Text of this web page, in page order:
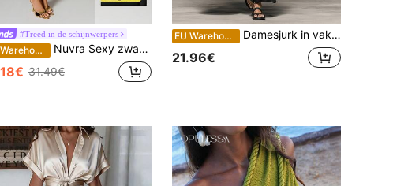
#Treed in de schijnwerpers
EU Warehouse Nuvra Sexy zwarte gebreide spaghettibandjes mouwloze mini-jurk, bodycon feestjurk voor vrouwen
31.49€
EU Warehouse Damesjurk in vakantiestijl met ruches, halterhals en mouwloos, losvallend en afslankend, zomerse zwarte elegante resortwear
21.96€